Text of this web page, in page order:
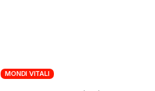
MONDI VITALI